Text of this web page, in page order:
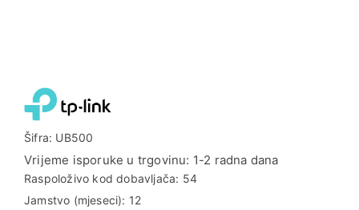
Šifra: UB500
Vrijeme isporuke u trgovinu: 1-2 radna dana
Raspoloživo kod dobavljača: 54
Jamstvo (mjeseci): 12